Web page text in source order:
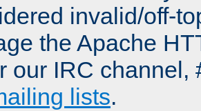
invalid/off-
the Apache
our IRC channel,
lists.